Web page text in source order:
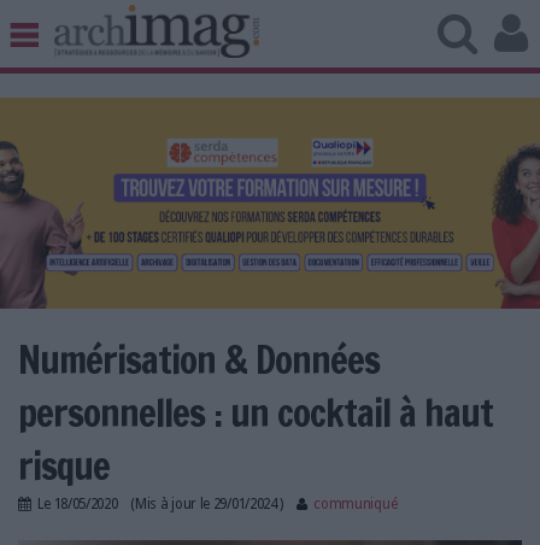
BIBLIOTHÈQUE ÉDITION
UNIVERS DATA
TRAVAIL COLLABORATIF
VIE NUMÉRIQUE
NUMÉRIQUE RESPONSABLE
LES NEWSLETTERS
LE MAGAZINE
Numérisation & Données
personnelles : un cocktail à haut
risque
Le 18/05/2020 (Mis à jour le 29/01/2024) communiqué